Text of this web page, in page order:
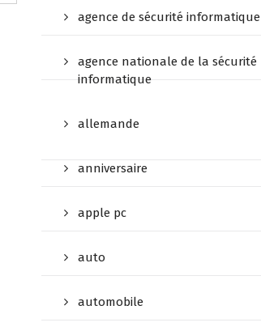
agence de sécurité informatique
agence nationale de la sécurité
informatique
allemande
anniversaire
apple pc
auto
automobile